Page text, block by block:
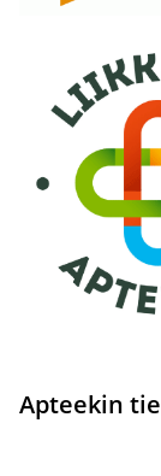
Apteekin